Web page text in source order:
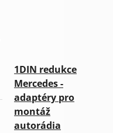
1DIN redukce
Mercedes -
adaptéry pro
montáž
autorádia